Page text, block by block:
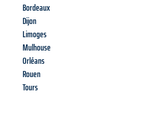
Bordeaux
Dijon
Limoges
Mulhouse
Orléans
Rouen
Tours